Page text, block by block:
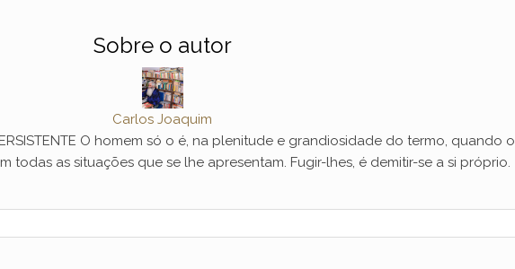
Sobre o autor
Carlos Joaquim
O homem só o é, na plenitude e grandiosidade do termo, quando o
todas as situações que se lhe apresentam. Fugir-lhes, é demitir-se a si próprio.